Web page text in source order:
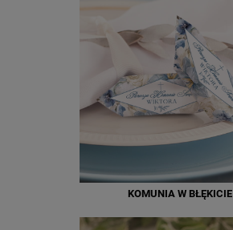
KOMUNIA W BŁĘKICIE